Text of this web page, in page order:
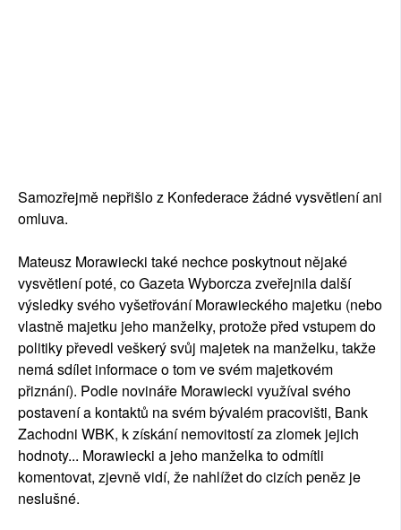
Samozřejmě nepřišlo z Konfederace žádné vysvětlení ani
omluva.
Mateusz Morawiecki také nechce poskytnout nějaké
vysvětlení poté, co Gazeta Wyborcza zveřejnila další
výsledky svého vyšetřování Morawieckého majetku (nebo
vlastně majetku jeho manželky, protože před vstupem do
politiky převedl veškerý svůj majetek na manželku, takže
nemá sdílet informace o tom ve svém majetkovém
přiznání). Podle novináře Morawiecki využíval svého
postavení a kontaktů na svém bývalém pracovišti, Bank
Zachodni WBK, k získání nemovitostí za zlomek jejich
hodnoty... Morawiecki a jeho manželka to odmítli
komentovat, zjevně vidí, že nahlížet do cizích peněz je
neslušné.